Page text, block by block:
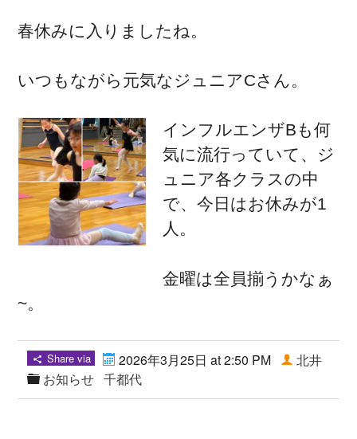
春休みに入りましたね。
いつもながら元気なジュニアCさん。
インフルエンザBも何
気に流行っていて、ジ
ュニア各クラスの中
で、今日はお休みが1
人。
金曜は全員揃うかなぁ
~。
Share via
2026年3月25日 at 2:50 PM
お知らせ
北井
千都代